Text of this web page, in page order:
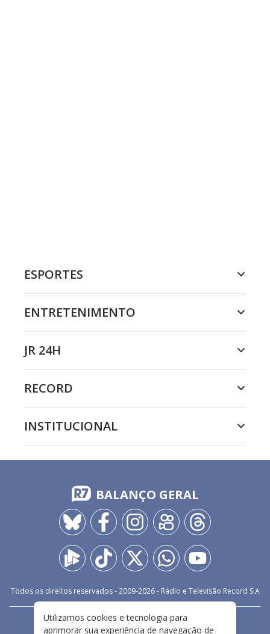
ESPORTES
ENTRETENIMENTO
JR 24H
RECORD
INSTITUCIONAL
BALANÇO GERAL
Todos os direitos reservados - 2009-2026- Rádio e Televisão Record S.A
FALE CONOSCO PRIVACIDADE
Utilizamos cookies e tecnologia para
aprimorar sua experiência de navegação de